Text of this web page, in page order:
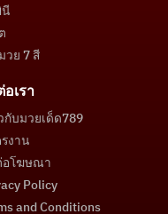
วย 7 สี
เรา
กับมวยเด็ด789
งาน
โฆษณา
Policy
and Conditions